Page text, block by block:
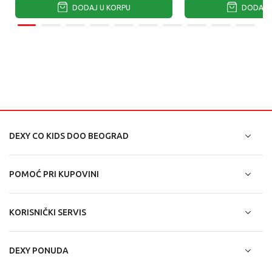
DODAJ U KORPU DODAJ
DEXY CO KIDS DOO BEOGRAD
POMOĆ PRI KUPOVINI
KORISNIČKI SERVIS
DEXY PONUDA